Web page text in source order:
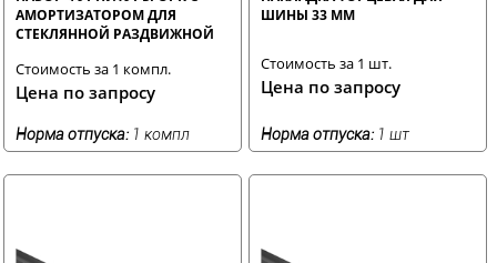
АМОРТИЗАТОРОМ ДЛЯ
СТЕКЛЯННОЙ РАЗДВИЖНОЙ
Стоимость за 1 компл.
Цена по запросу
Норма отпуска: 1 компл
ШИНЫ 33 ММ
Стоимость за 1 шт.
Цена по запросу
Норма отпуска: 1 шт